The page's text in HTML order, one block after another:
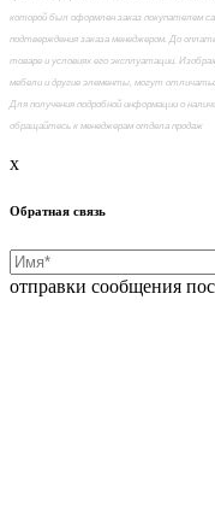
которой был оформлен заказ покупателем
подтверждения заказа менеджером. До
товаре и условиях его эксплуатации.
мебели и другие элементы, могут
Для получения подробной информации о
обращайтесь к менеджерам отдела продаж
x
Обратная связь
отправки сообщения